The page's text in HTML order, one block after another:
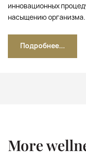
инновационных
насыщению организма.
Подробнее...
More